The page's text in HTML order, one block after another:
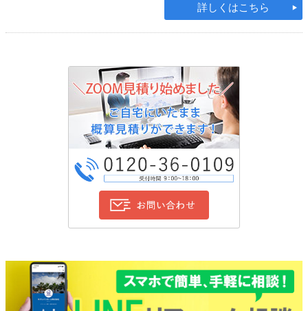
詳しくはこちら